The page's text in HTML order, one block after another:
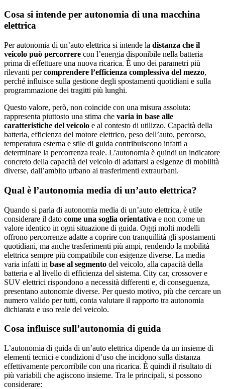
Cosa si intende per autonomia di una macchina
elettrica
Per autonomia di un’auto elettrica si intende la distanza che il
veicolo può percorrere con l’energia disponibile nella batteria
prima di effettuare una nuova ricarica. È uno dei parametri più
rilevanti percomprendere l’efficienza complessiva del mezzo,
perché influisce sulla gestione degli spostamenti quotidiani e sulla
programmazione dei tragitti più lunghi.
Questo valore, però, non coincide con una misura assoluta:
rappresenta piuttosto una stima che varia in base alle
caratteristiche del veicolo e al contesto di utilizzo. Capacità della
batteria, efficienza del motore elettrico, peso dell’auto, percorso,
temperatura esterna e stile di guida contribuiscono infatti a
determinare la percorrenza reale. L’autonomia è quindi un indicatore
concreto della capacità del veicolo di adattarsi a esigenze di mobilità
diverse, dall’ambito urbano ai trasferimenti extraurbani.
Qual è l’autonomia media di un’auto elettrica?
Quando si parla di autonomia media di un’auto elettrica, è utile
considerare il dato come una soglia orientativa e non come un
valore identico in ogni situazione di guida. Oggi molti modelli
offrono percorrenze adatte a coprire con tranquillità gli spostamenti
quotidiani, ma anche trasferimenti più ampi, rendendo la mobilità
elettrica sempre più compatibile con esigenze diverse. La media
varia infatti in base al segmento del veicolo, alla capacità della
batteria e al livello di efficienza del sistema. City car, crossover e
SUV elettrici rispondono a necessità differenti e, di conseguenza,
presentano autonomie diverse. Per questo motivo, più che cercare un
numero valido per tutti, conta valutare il rapporto tra autonomia
dichiarata e uso reale del veicolo.
Cosa influisce sull’autonomia di guida
L’autonomia di guida di un’auto elettrica dipende da un insieme di
elementi tecnici e condizioni d’uso che incidono sulla distanza
effettivamente percorribile con una ricarica. È quindi il risultato di
più variabili che agiscono insieme. Tra le principali, si possono
considerare: